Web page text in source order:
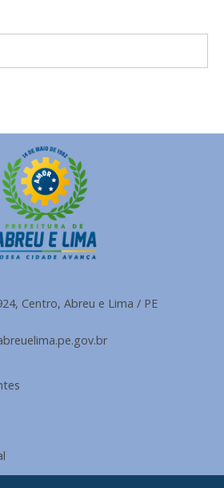
Centro, Abreu e Lima / PE